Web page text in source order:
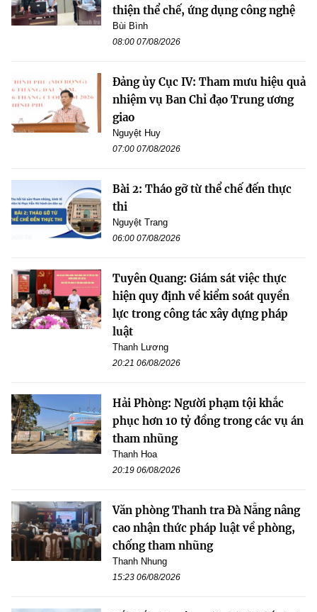
thiện thể chế, ứng dụng công nghệ
Bùi Bình
08:00 07/08/2026
Đảng ủy Cục IV: Tham mưu hiệu quả
nhiệm vụ Ban Chỉ đạo Trung ương
giao
Nguyệt Huy
07:00 07/08/2026
Bài 2: Tháo gỡ từ thể chế đến thực
thi
Nguyệt Trang
06:00 07/08/2026
Tuyên Quang: Giám sát việc thực
hiện quy định về kiểm soát quyền
lực trong công tác xây dựng pháp
luật
Thanh Lương
20:21 06/08/2026
Hải Phòng: Người phạm tội khắc
phục hơn 10 tỷ đồng trong các vụ án
tham nhũng
Thanh Hoa
20:19 06/08/2026
Văn phòng Thanh tra Đà Nẵng nâng
cao nhận thức pháp luật về phòng,
chống tham nhũng
Thanh Nhung
15:23 06/08/2026